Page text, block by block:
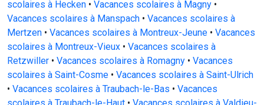
scolaires à Hecken • Vacances scolaires à Magny •
Vacances scolaires à Manspach • Vacances scolaires à
Mertzen • Vacances scolaires à Montreux-Jeune • Vacances
scolaires à Montreux-Vieux • Vacances scolaires à
Retzwiller • Vacances scolaires à Romagny • Vacances
scolaires à Saint-Cosme • Vacances scolaires à Saint-Ulrich
• Vacances scolaires à Traubach-le-Bas • Vacances